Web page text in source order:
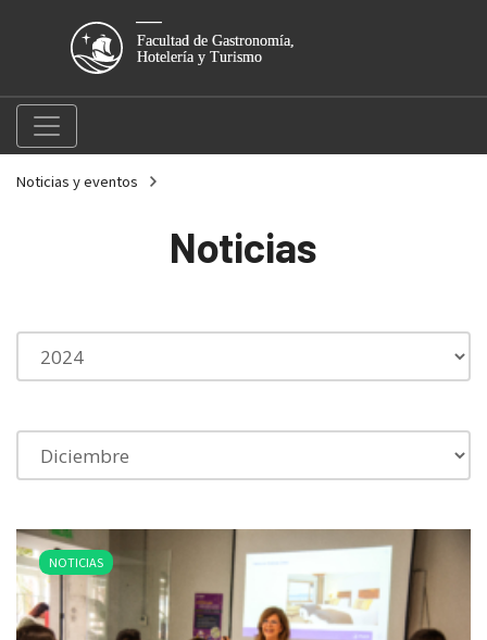
Noticias y eventos
Noticias
NOTICIAS